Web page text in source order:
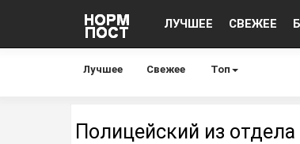
ЛУЧШЕЕ СВЕЖЕЕ
Лучшее Свежее Топ
Полицейский из